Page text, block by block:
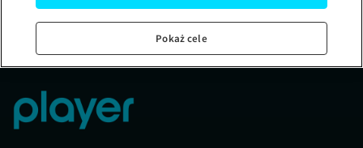
Pokaż cele